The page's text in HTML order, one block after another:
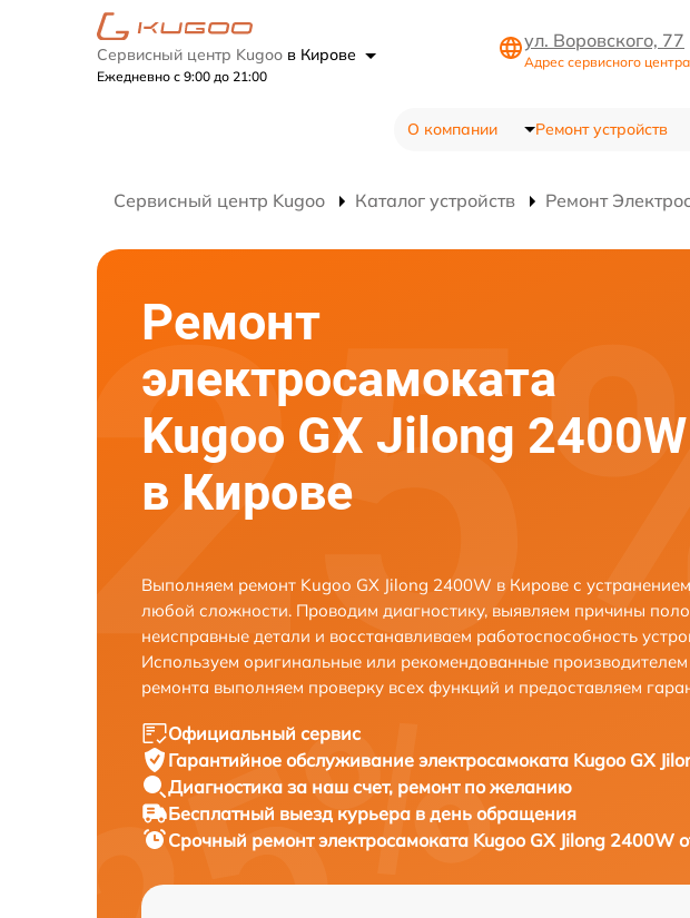
Сервисный центр Kugoo в Кирове
Ежедневно с 9:00 до 21:00
ул. Воровского, 77
Адрес сервисного
О компании Ремонт устройств
Сервисный центр Kugoo Каталог устройств Ремонт
Ремонт
электросамоката
Kugoo GX Jilong 2400W
в Кирове
Выполняем ремонт Kugoo GX Jilong 2400W в Кирове с
любой сложности. Проводим диагностику, выявляем причины
неисправные детали и восстанавливаем работоспособность
Используем оригинальные или рекомендованные производителем
ремонта выполняем проверку всех функций и предоставляем
Официальный сервис
Гарантийное обслуживание электросамоката Kugoo GX
Диагностика за наш счет, ремонт по желанию
Бесплатный выезд курьера в день обращения
Срочный ремонтэлектросамоката Kugoo GX Jilong 2400W